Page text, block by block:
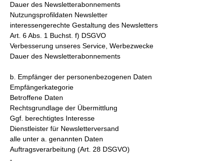
Dauer des Newsletterabonnements
Nutzungsprofildaten Newsletter
interessengerechte Gestaltung des Newsletters
Art. 6 Abs. 1 Buchst. f) DSGVO
Verbesserung unseres Service, Werbezwecke
Dauer des Newsletterabonnements
b. Empfänger der personenbezogenen Daten
Empfängerkategorie
Betroffene Daten
Rechtsgrundlage der Übermittlung
Ggf. berechtigtes Interesse
Dienstleister für Newsletterversand
alle unter a. genannten Daten
Auftragsverarbeitung (Art. 28 DSGVO)
-